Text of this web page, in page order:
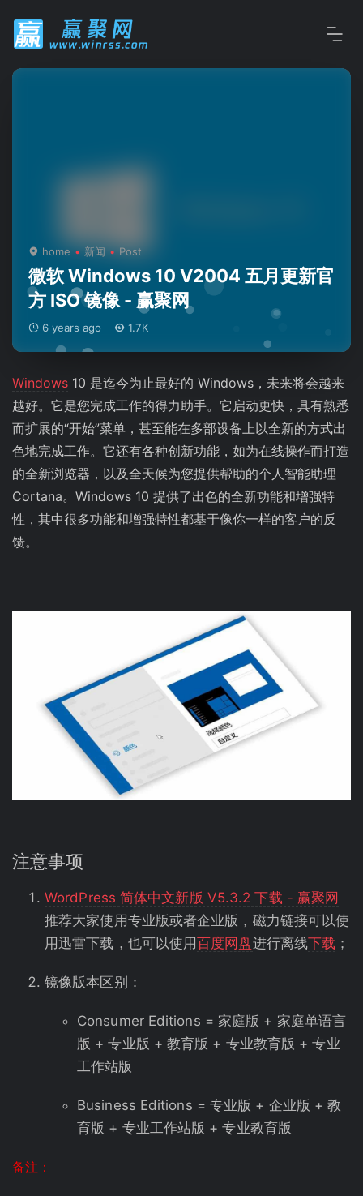
home 新闻 Post
微软 Windows 10 V2004 五月更新官
方 ISO 镜像 - 赢聚网
6 years ago 1.7K
Windows 10 是迄今为止最好的 Windows，未来将会越来
越好。它是您完成工作的得力助手。它启动更快，具有熟悉
而扩展的“开始”菜单，甚至能在多部设备上以全新的方式出
色地完成工作。它还有各种创新功能，如为在线操作而打造
的全新浏览器，以及全天候为您提供帮助的个人智能助理
Cortana。Windows 10 提供了出色的全新功能和增强特
性，其中很多功能和增强特性都基于像你一样的客户的反
馈。
注意事项
WordPress 简体中文新版 V5.3.2 下载 - 赢聚网
推荐大家使用专业版或者企业版，磁力链接可以使
用迅雷下载，也可以使用百度网盘进行离线下载 ；
镜像版本区别：
Consumer Editions = 家庭版 + 家庭单语言
版 + 专业版 + 教育版 + 专业教育版 + 专业
工作站版
Business Editions = 专业版 + 企业版 + 教
育版 + 专业工作站版 + 专业教育版
备注：